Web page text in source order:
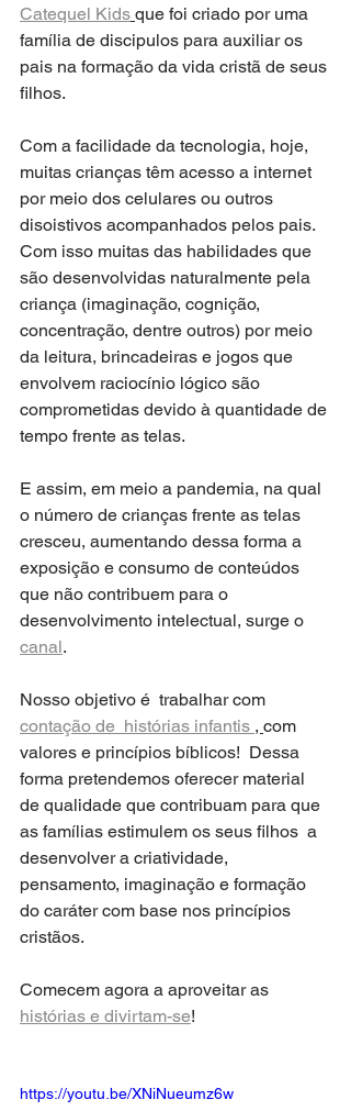
Catequel Kids que foi criado por uma
família de discipulos para auxiliar os
pais na formação da vida cristã de seus
filhos.
Com a facilidade da tecnologia, hoje,
muitas crianças têm acesso a internet
por meio dos celulares ou outros
disoistivos acompanhados pelos pais.
Com isso muitas das habilidades que
são desenvolvidas naturalmente pela
criança (imaginação, cognição,
concentração, dentre outros) por meio
da leitura, brincadeiras e jogos que
envolvem raciocínio lógico são
comprometidas devido à quantidade de
tempo frente as telas.
E assim, em meio a pandemia, na qual
o número de crianças frente as telas
cresceu, aumentando dessa forma a
exposição e consumo de conteúdos
que não contribuem para o
desenvolvimento intelectual, surge o
canal.
Nosso objetivo é  trabalhar com
contação de  histórias infantis , com
valores e princípios bíblicos!  Dessa
forma pretendemos oferecer material
de qualidade que contribuam para que
as famílias estimulem os seus filhos  a
desenvolver a criatividade,
pensamento, imaginação e formação
do caráter com base nos princípios
cristãos.
Comecem agora a aproveitar as
histórias e divirtam-se!
https://youtu.be/XNiNueumz6w